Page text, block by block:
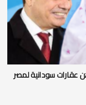
سودانية لمصر